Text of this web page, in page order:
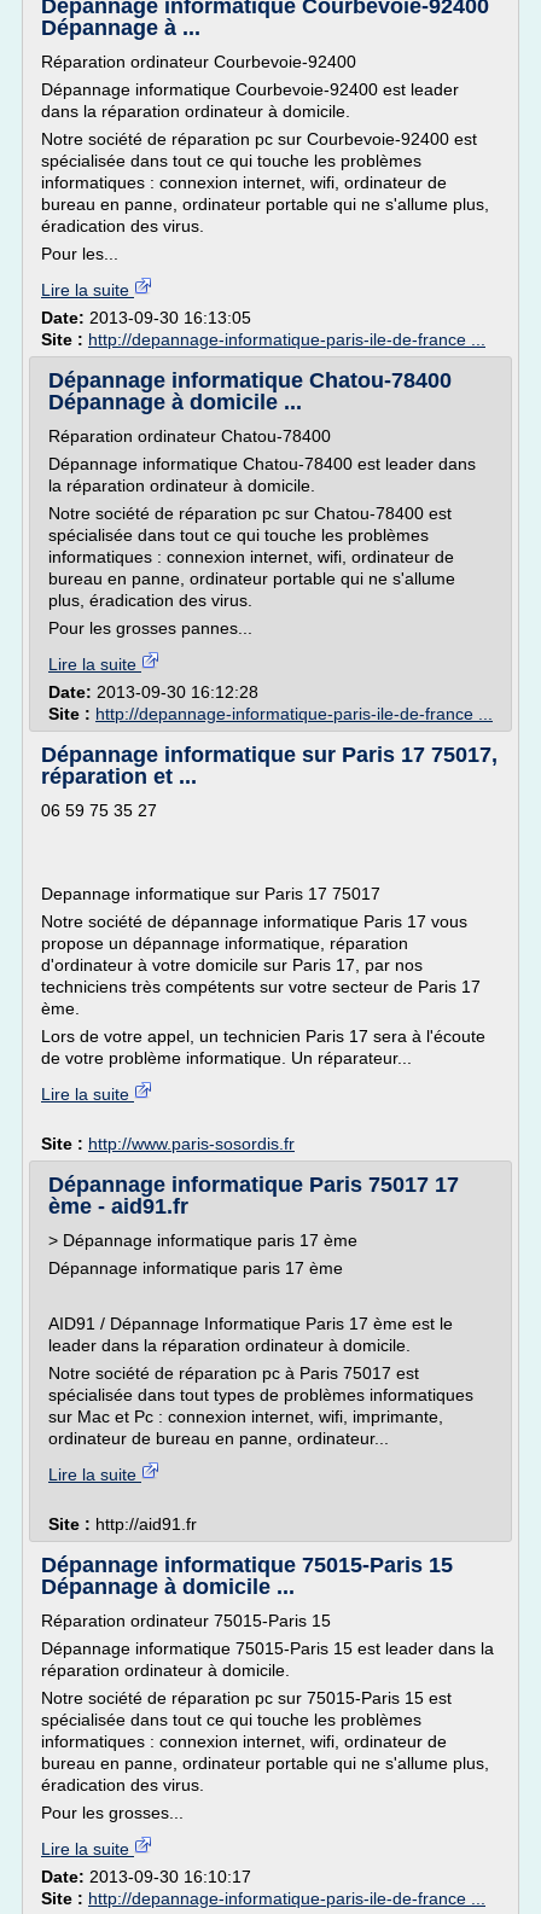
Dépannage informatique Courbevoie-92400
Dépannage à ...
Réparation ordinateur Courbevoie-92400
Dépannage informatique Courbevoie-92400 est leader
dans la réparation ordinateur à domicile.
Notre société de réparation pc sur Courbevoie-92400 est
spécialisée dans tout ce qui touche les problèmes
informatiques : connexion internet, wifi, ordinateur de
bureau en panne, ordinateur portable qui ne s'allume plus,
éradication des virus.
Pour les...
Lire la suite
Date: 2013-09-30 16:13:05
Site : http://depannage-informatique-paris-ile-de-france ...
Dépannage informatique Chatou-78400
Dépannage à domicile ...
Réparation ordinateur Chatou-78400
Dépannage informatique Chatou-78400 est leader dans
la réparation ordinateur à domicile.
Notre société de réparation pc sur Chatou-78400 est
spécialisée dans tout ce qui touche les problèmes
informatiques : connexion internet, wifi, ordinateur de
bureau en panne, ordinateur portable qui ne s'allume
plus, éradication des virus.
Pour les grosses pannes...
Lire la suite
Date: 2013-09-30 16:12:28
Site : http://depannage-informatique-paris-ile-de-france ...
Dépannage informatique sur Paris 17 75017,
réparation et ...
06 59 75 35 27
Depannage informatique sur Paris 17 75017
Notre société de dépannage informatique Paris 17 vous
propose un dépannage informatique, réparation
d'ordinateur à votre domicile sur Paris 17, par nos
techniciens très compétents sur votre secteur de Paris 17
ème.
Lors de votre appel, un technicien Paris 17 sera à l'écoute
de votre problème informatique. Un réparateur...
Lire la suite
Site : http://www.paris-sosordis.fr
Dépannage informatique Paris 75017 17
ème - aid91.fr
> Dépannage informatique paris 17 ème
Dépannage informatique paris 17 ème
AID91 / Dépannage Informatique Paris 17 ème est le
leader dans la réparation ordinateur à domicile.
Notre société de réparation pc à Paris 75017 est
spécialisée dans tout types de problèmes informatiques
sur Mac et Pc : connexion internet, wifi, imprimante,
ordinateur de bureau en panne, ordinateur...
Lire la suite
Site : http://aid91.fr
Dépannage informatique 75015-Paris 15
Dépannage à domicile ...
Réparation ordinateur 75015-Paris 15
Dépannage informatique 75015-Paris 15 est leader dans la
réparation ordinateur à domicile.
Notre société de réparation pc sur 75015-Paris 15 est
spécialisée dans tout ce qui touche les problèmes
informatiques : connexion internet, wifi, ordinateur de
bureau en panne, ordinateur portable qui ne s'allume plus,
éradication des virus.
Pour les grosses...
Lire la suite
Date: 2013-09-30 16:10:17
Site : http://depannage-informatique-paris-ile-de-france ...